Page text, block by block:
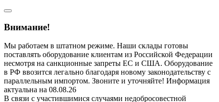
Внимание!
Мы работаем в штатном режиме. Наши склады готовы
поставлять оборудование клиентам из Российской Федерации
несмотря на санкционные запреты ЕС и США. Оборудование
в РФ ввозится легально благодаря новому законодательству с
параллельным импортом. Звоните и уточняйте! Информация
актуальна на 08.08.26
В связи с участившимися случаями недобросовестной